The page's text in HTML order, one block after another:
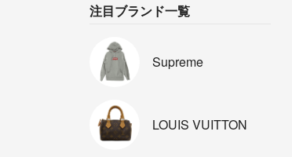
注目ブランド一覧
Supreme
LOUIS VUITTON